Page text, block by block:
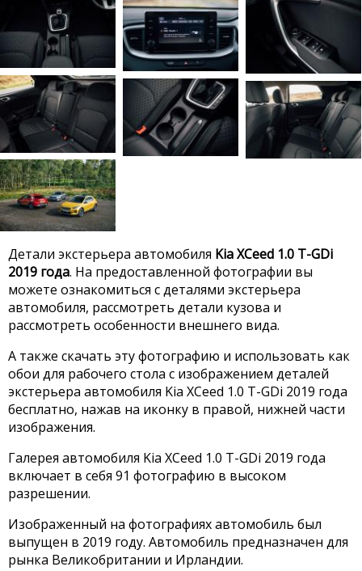
Детали экстерьера автомобиля Kia XCeed 1.0 T-GDi
2019 года. На предоставленной фотографии вы
можете ознакомиться с деталями экстерьера
автомобиля, рассмотреть детали кузова и
рассмотреть особенности внешнего вида.
А также скачать эту фотографию и использовать как
обои для рабочего стола с изображением деталей
экстерьера автомобиля Kia XCeed 1.0 T-GDi 2019 года
бесплатно, нажав на иконку в правой, нижней части
изображения.
Галерея автомобиля Kia XCeed 1.0 T-GDi 2019 года
включает в себя 91 фотографию в высоком
разрешении.
Изображенный на фотографиях автомобиль был
выпущен в 2019 году. Автомобиль предназначен для
рынка Великобритании и Ирландии.